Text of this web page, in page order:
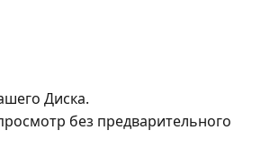
Диска.
без предварительного